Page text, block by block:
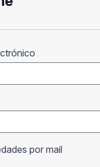
por mail